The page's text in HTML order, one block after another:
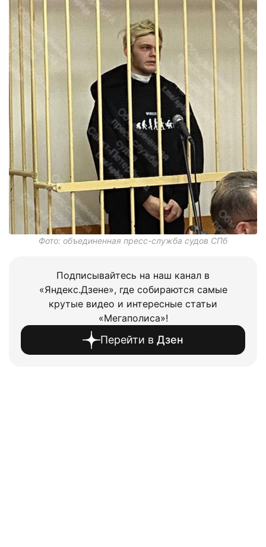
Фото: объединенная пресс-служба судов СПб
Подписывайтесь на наш канал в
«Яндекс.Дзене», где собираются самые
крутые видео и интересные статьи
«Мегаполиса»!
Перейти в Дзен